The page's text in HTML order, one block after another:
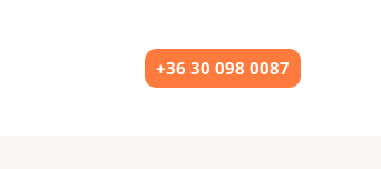
+36 30 098 0087